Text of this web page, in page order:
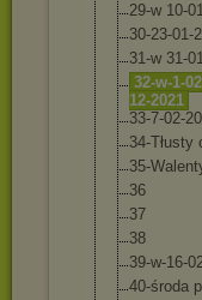
29-w 10-
30-23-01-
31-w 31-
32-w-1-
12-2021
33-7-02-
34-Tłusty
35-
36
37
38
39-w-16-
40-środa